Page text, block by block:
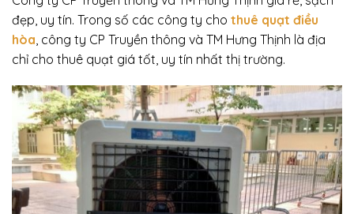
đẹp, uy tín. Trong số các công ty cho thuê quạt điều
hòa , công ty CP Truyền thông và TM Hưng Thịnh là địa
chỉ cho thuê quạt giá tốt, uy tín nhất thị trường.